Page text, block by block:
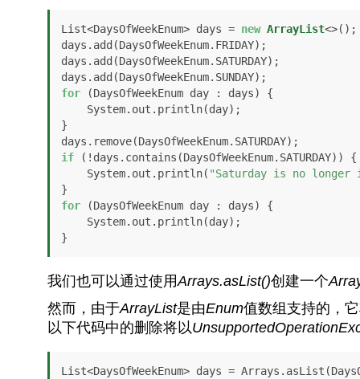
List<DaysOfWeekEnum> days = new ArrayList<>();
days.add(DaysOfWeekEnum.FRIDAY);
days.add(DaysOfWeekEnum.SATURDAY);
for (DaysOfWeekEnum day : days) {
}
if (!days.contains(DaysOfWeekEnum.SATURDAY)) {
    System.out.println(
"Saturday is no
for (DaysOfWeekEnum day : days) {
我们也可以通过使用Arrays.asList()创建一个
然而，由于ArrayList是由Enum值数组支持的，
以下代码中的删除将以
List<DaysOfWeekEnum> days =